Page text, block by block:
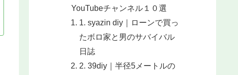
YouTubeチャンネル１０選
1. syazin diy｜ローンで買っ
たボロ家と男のサバイバル
日誌
2. 39diy｜半径5メートルの